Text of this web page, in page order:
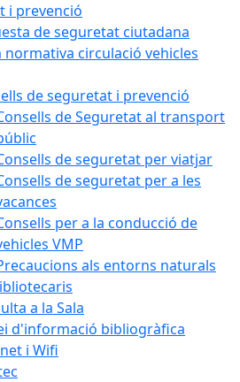
i prevenció
de seguretat ciutadana
normativa circulació vehicles
de seguretat i prevenció
de Seguretat al transport
de seguretat per viatjar
de seguretat per a les
per a la conducció de
VMP
als entorns naturals
a la Sala
d'informació bibliogràfica
i Wifi